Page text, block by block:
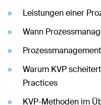
Leistungen einer
Wann
Warum KVP
Practices
KVP-Methoden im